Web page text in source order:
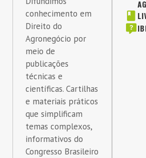
conhecimento em
Direito do
Agronegócio por
meio de
publicações
técnicas e
científicas. Cartilhas
e materiais práticos
que simplificam
temas complexos,
informativos do
Congresso Brasileiro